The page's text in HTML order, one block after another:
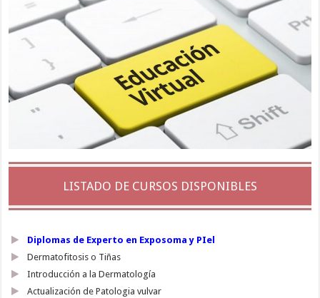
LISTADO DE CURSOS DISPONIBLES
Diplomas de Experto en Exposoma y PIel
Dermatofitosis o Tiñas
Introducción a la Dermatología
Actualización de Patologia vulvar